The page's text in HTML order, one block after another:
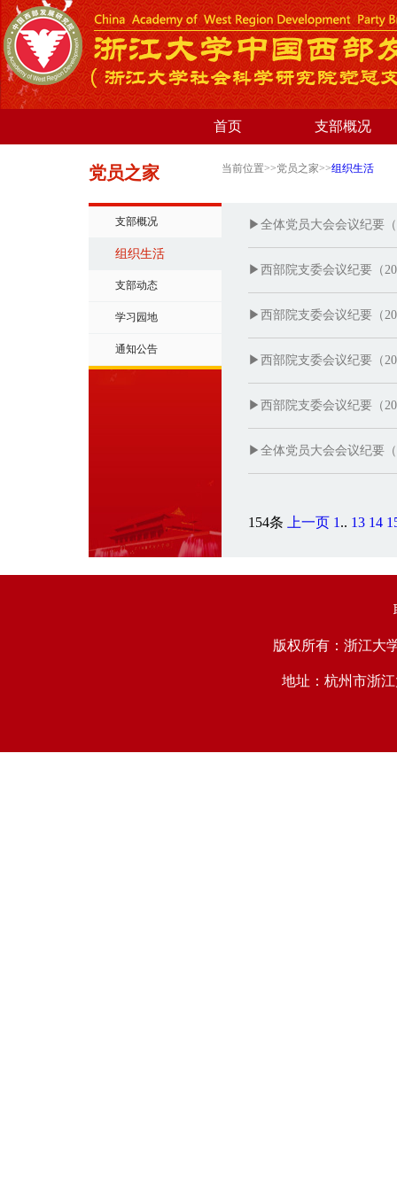
首页 支部概况
党员之家 当前位置>>党员之家>>组织生活
支部概况
组织生活
支部动态
学习园地
通知公告
▶全体党员大会会议纪要（
▶西部院支委会议纪要（
▶西部院支委会议纪要（
▶西部院支委会议纪要（
▶西部院支委会议纪要（
▶全体党员大会会议纪要（
154条 上一页 1 .. 13 14
版权所有：浙江大
地址：杭州市浙